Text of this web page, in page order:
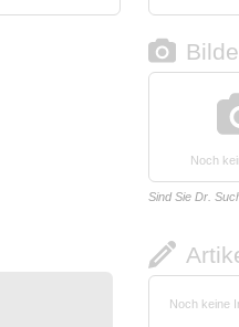
Noch
Sind Sie Dr.
Noch keine